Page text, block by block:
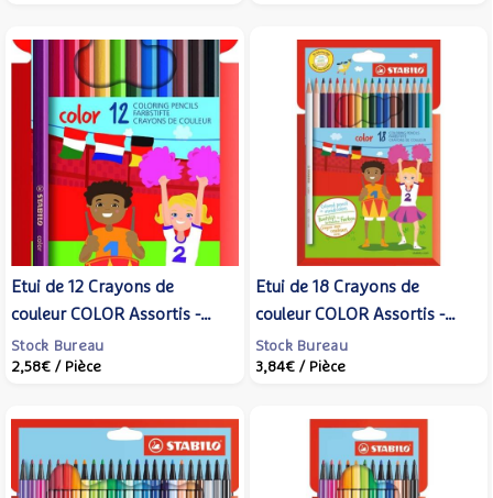
Etui de 12 Crayons de
couleur COLOR Assortis -
STABILO
Stock Bureau
2,58€ / Pièce
Etui de 18 Crayons de
couleur COLOR Assortis -
STABILO
Stock Bureau
3,84€ / Pièce